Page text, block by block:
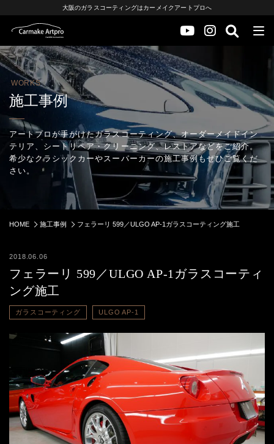
大阪のガラスコーティングはカーメイクアートプロへ
WORKS
施工事例
アートプロが手がけたガラスコーティング、オーダーメイドイン
テリア、シートリペア・クリーニング、レストアなどをご紹介。
希少なクラシックカーやスーパーカーの施工事例もぜひご覧くだ
さい。
HOME 施工事例 フェラーリ 599／ULGO AP-1ガラスコーティング施工
2018.06.06
フェラーリ 599／ULGO AP-1ガラスコーティ
ング施工
ガラスコーティング ULGO AP-1